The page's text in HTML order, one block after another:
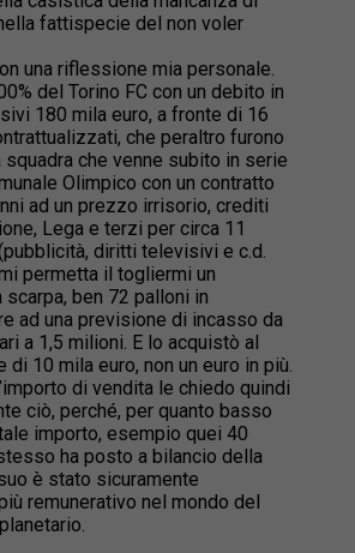
fattispecie del non voler
una riflessione mia personale.
del Torino FC con un debito in
180 mila euro, a fronte di 16
che peraltro furono
squadra che venne subito in serie
Olimpico con un contratto
ad un prezzo irrisorio, crediti
Lega e terzi per circa 11
diritti televisivi e c.d.
permetta il togliermi un
ben 72 palloni in
ad una previsione di incasso da
a 1,5 milioni. E lo acquistò al
di 10 mila euro, non un euro in più.
di vendita le chiedo quindi
ciò, perché, per quanto basso
importo, esempio quei 40
ha posto a bilancio della
è stato sicuramente
remunerativo nel mondo del